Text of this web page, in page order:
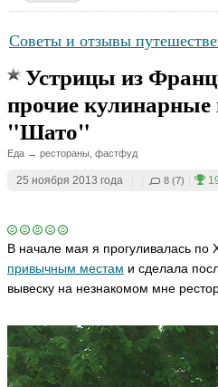
Советы и отзывы
Устрицы из
прочие
"Шато"
Еда → рестораны, фастфуд
25 ноября 2013 года 8 (7)
В начале мая я прогуливалась по
привычным местам и сделала
вывеску на незнакомом мне